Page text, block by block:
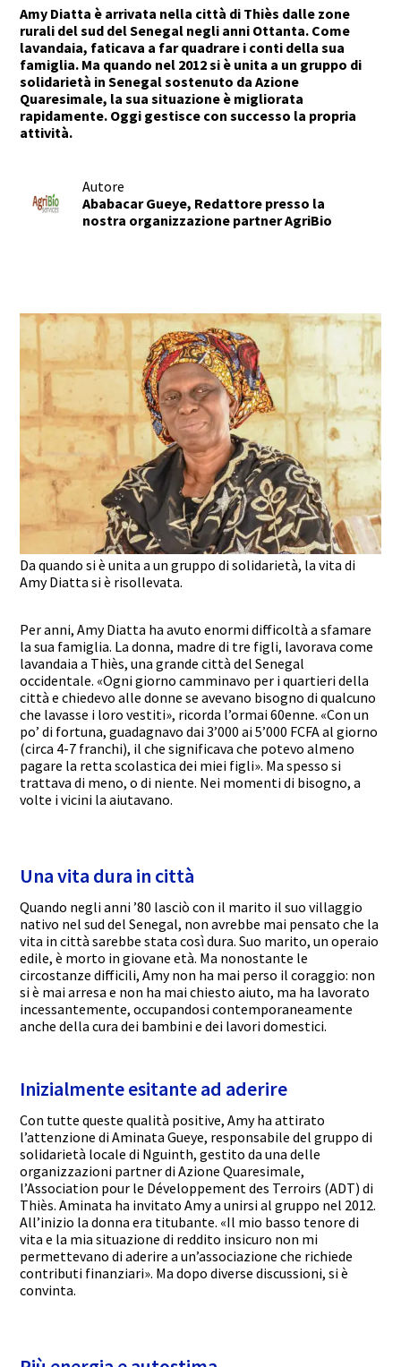
Amy Diatta è arrivata nella città di Thiès dalle zone
rurali del sud del Senegal negli anni Ottanta. Come
lavandaia, faticava a far quadrare i conti della sua
famiglia. Ma quando nel 2012 si è unita a un gruppo di
solidarietà in Senegal sostenuto da Azione
Quaresimale, la sua situazione è migliorata
rapidamente. Oggi gestisce con successo la propria
attività.
Autore
Ababacar Gueye, Redattore presso la
nostra organizzazione partner AgriBio
Da quando si è unita a un gruppo di solidarietà, la vita di
Amy Diatta si è risollevata.
Per anni, Amy Diatta ha avuto enormi difficoltà a sfamare
la sua famiglia. La donna, madre di tre figli, lavorava come
lavandaia a Thiès, una grande città del Senegal
occidentale. «Ogni giorno camminavo per i quartieri della
città e chiedevo alle donne se avevano bisogno di qualcuno
che lavasse i loro vestiti», ricorda l’ormai 60enne. «Con un
po’ di fortuna, guadagnavo dai 3’000 ai 5’000 FCFA al giorno
(circa 4-7 franchi), il che significava che potevo almeno
pagare la retta scolastica dei miei figli». Ma spesso si
trattava di meno, o di niente. Nei momenti di bisogno, a
volte i vicini la aiutavano.
Una vita dura in città
Quando negli anni ’80 lasciò con il marito il suo villaggio
nativo nel sud del Senegal, non avrebbe mai pensato che la
vita in città sarebbe stata così dura. Suo marito, un operaio
edile, è morto in giovane età. Ma nonostante le
circostanze difficili, Amy non ha mai perso il coraggio: non
si è mai arresa e non ha mai chiesto aiuto, ma ha lavorato
incessantemente, occupandosi contemporaneamente
anche della cura dei bambini e dei lavori domestici.
Inizialmente esitante ad aderire
Con tutte queste qualità positive, Amy ha attirato
l’attenzione di Aminata Gueye, responsabile del gruppo di
solidarietà locale di Nguinth, gestito da una delle
organizzazioni partner di Azione Quaresimale,
l’Association pour le Développement des Terroirs (ADT) di
Thiès. Aminata ha invitato Amy a unirsi al gruppo nel 2012.
All’inizio la donna era titubante. «Il mio basso tenore di
vita e la mia situazione di reddito insicuro non mi
permettevano di aderire a un’associazione che richiede
contributi finanziari». Ma dopo diverse discussioni, si è
convinta.